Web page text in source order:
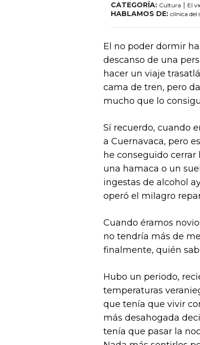
CATEGORÍA: Cultura | El
HABLAMOS DE: clínica del
El no poder dormir
descanso de una
hacer un viaje
cama de tren, pero
mucho que lo
Sí recuerdo, cuando
a Cuernavaca, pero
he conseguido
una hamaca o un
ingestas de alcohol
operó el milagro
Cuando éramos
no tendría más de
finalmente, quién
Hubo un periodo,
temperaturas
que tenía que vivir
más desahogada
tenía que pasar la